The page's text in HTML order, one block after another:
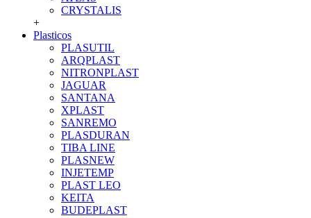
CRYSTALIS
+
Plasticos
PLASUTIL
ARQPLAST
NITRONPLAST
JAGUAR
SANTANA
XPLAST
SANREMO
PLASDURAN
TIBA LINE
PLASNEW
INJETEMP
PLAST LEO
KEITA
BUDEPLAST